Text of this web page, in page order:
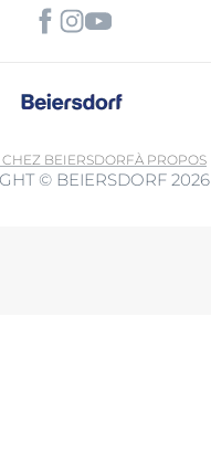
BEIERSDORFÀ PROPOS
© BEIERSDORF 2026